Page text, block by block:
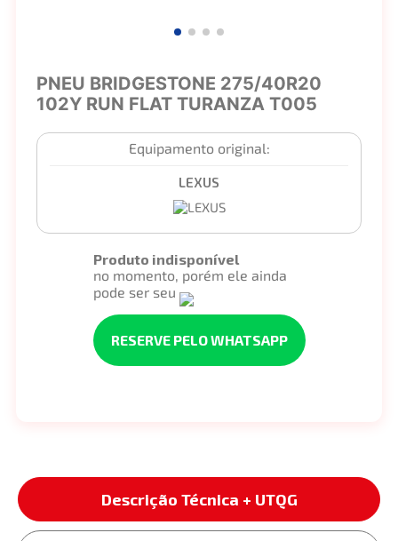
PNEU BRIDGESTONE 275/40R20
102Y RUN FLAT TURANZA T005
Equipamento original:
LEXUS
Produto indisponível
no momento, porém ele ainda
pode ser seu
RESERVE PELO WHATSAPP
Descrição Técnica + UTQG